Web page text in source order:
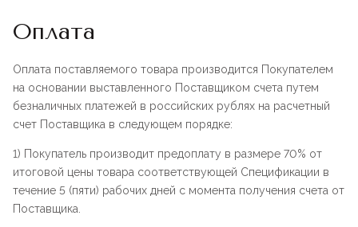
Оплата
Оплата поставляемого товара производится Покупателем
на основании выставленного Поставщиком счета путем
безналичных платежей в российских рублях на расчетный
счет Поставщика в следующем порядке:
1) Покупатель производит предоплату в размере 70% от
итоговой цены товара соответствующей Спецификации в
течение 5 (пяти) рабочих дней с момента получения счета от
Поставщика.